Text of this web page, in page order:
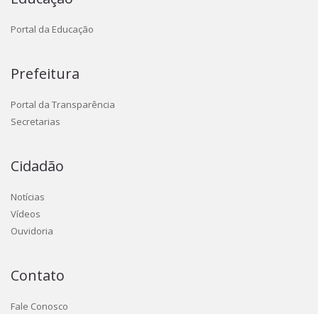
Portal da Educação
Prefeitura
Portal da Transparência
Secretarias
Cidadão
Notícias
Vídeos
Ouvidoria
Contato
Fale Conosco